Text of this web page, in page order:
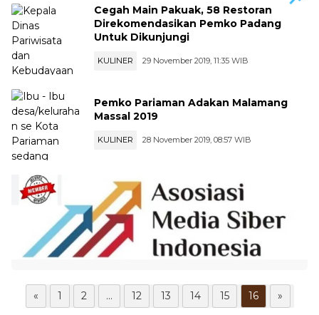
Cegah Main Pakuak, 58 Restoran
Direkomendasikan Pemko Padang
Untuk Dikunjungi
KULINER 29 November 2019, 11:35 WIB
Pemko Pariaman Adakan Malamang
Massal 2019
KULINER 28 November 2019, 08:57 WIB
« 1 2 ... 12 13 14 15 16 »